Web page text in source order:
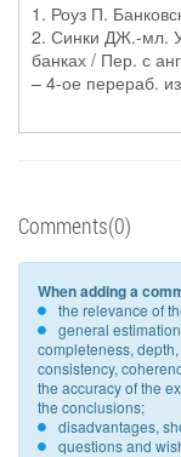
1. Роуз П.
2. Синки ДЖ.-мл.
банках / Пер. с
– 4-ое перераб.
Comments(0)
When adding a
the relevance of
general
completeness,
consistency,
the accuracy of the
the conclusions;
disadvantages,
questions and